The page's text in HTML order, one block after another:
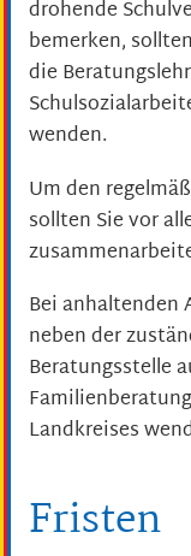
drohende
bemerken,
die
wenden.
Um den
sollten Sie vor
Bei anhaltenden
neben der
Beratungsstelle
Landkreises
Fristen